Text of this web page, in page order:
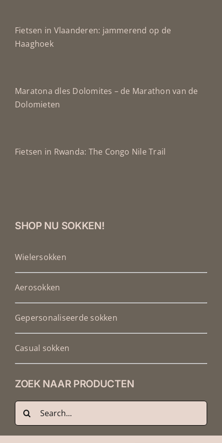
Fietsen in Vlaanderen: jammerend op de
Haaghoek
Maratona dles Dolomites – de Marathon van de
Dolomieten
Fietsen in Rwanda: The Congo Nile Trail
SHOP NU SOKKEN!
Wielersokken
Aerosokken
Gepersonaliseerde sokken
Casual sokken
ZOEK NAAR PRODUCTEN
Zoeken
naar:
Deutsch